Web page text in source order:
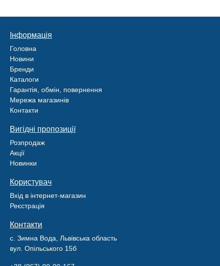
Інформація
Головна
Новини
Бренди
Каталоги
Гарантія, обмін, повернення
Мережа магазинів
Контакти
Вигідні пропозиції
Розпродаж
Акції
Новинки
Користувач
Вхід в інтернет-магазин
Реєстрація
Контакти
с. Зимна Вода, Львівська область
вул. Опільського 15б